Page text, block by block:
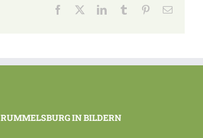
Facebook LinkedInTumblr Pinterest
E-
RUMMELSBURG IN BILDERN